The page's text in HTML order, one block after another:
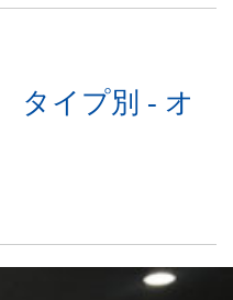
タイプ別 - オ